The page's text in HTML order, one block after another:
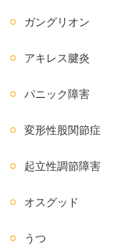
ガングリオン
アキレス腱炎
パニック障害
変形性股関節症
起立性調節障害
オスグッド
うつ